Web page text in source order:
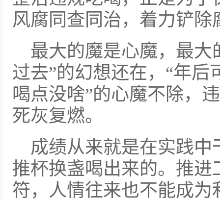
风腐同查同治，着力铲
最大的魔是心魔，最大
过去”的幻想还在，“年后
喝点没啥”的心魔不除，
死灰复燃。
成绩从来就是在实践
推杯换盏喝出来的。推
符，人情往来也不能成